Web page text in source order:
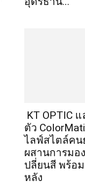
KT OPTIC แ
ตัว
ไลฟ์สไตล์คน
ผสานการมอ
ปลี่ยนสี พร้อ
หลัง